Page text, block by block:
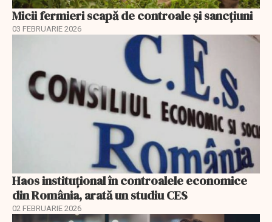
Micii fermieri scapă de controale și sancțiuni
03 FEBRUARIE 2026
Haos instituțional în controalele economice
din România, arată un studiu CES
02 FEBRUARIE 2026